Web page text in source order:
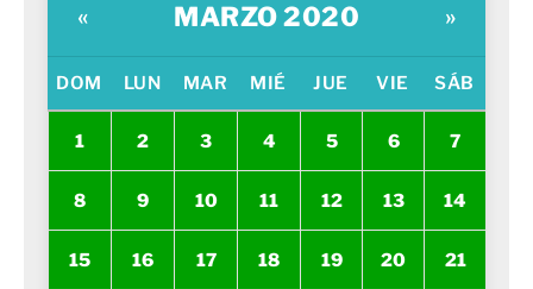
« MARZO 2020 »
DOM LUN MAR MIÉ JUE VIE SÁB
1 2 3 4 5 6 7
8 9 10 11 12 13 14
15 16 17 18 19 20 21